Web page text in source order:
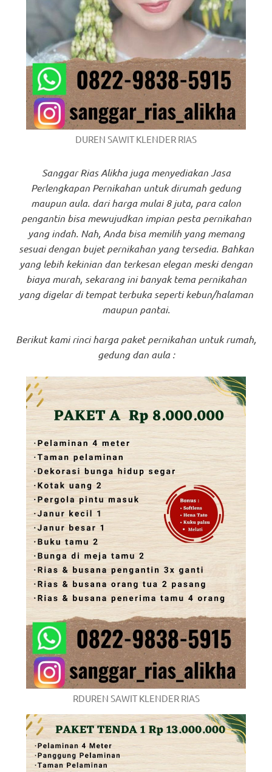
DUREN SAWIT KLENDER RIAS
Sanggar Rias Alikha juga menyediakan Jasa
Perlengkapan Pernikahan untuk dirumah gedung
maupun aula. dari harga mulai 8 juta, para calon
pengantin bisa mewujudkan impian pesta pernikahan
yang indah. Nah, Anda bisa memilih yang memang
sesuai dengan bujet pernikahan yang tersedia. Bahkan
yang lebih kekinian dan terkesan elegan meski dengan
biaya murah, sekarang ini banyak tema pernikahan
yang digelar di tempat terbuka seperti kebun/halaman
maupun pantai.
Berikut kami rinci harga paket pernikahan untuk rumah,
gedung dan aula :
RDUREN SAWIT KLENDER RIAS